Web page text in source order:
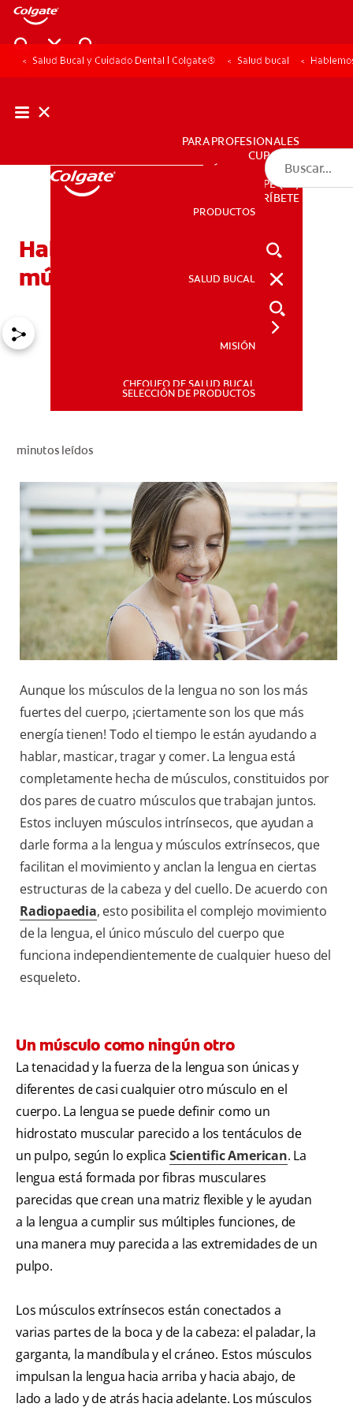
PRODUCTOS
PARA PROFESIONALES
CUPONES
DÓNDE COMPRAR
PE (ES)
PARA PROFESIONALES
CUPONES
DÓNDE COMPRAR
PE (ES)
SUSCRÍBETE
PRODUCTOS
SALUD BUCAL
MISIÓN
CHEQUEO DE SALUD BUCAL
SELECCIÓN DE PRODUCTOS
Salud Bucal y Cuidado Dental | Colgate® Salud bucal
Hablemos sobre los
músculos de la lengua
minutos leídos
Aunque los músculos de la lengua no son los más
fuertes del cuerpo, ¡ciertamente son los que más
energía tienen! Todo el tiempo le están ayudando a
hablar, masticar, tragar y comer. La lengua está
completamente hecha de músculos, constituidos por
dos pares de cuatro músculos que trabajan juntos.
Estos incluyen músculos intrínsecos, que ayudan a
darle forma a la lengua y músculos extrínsecos, que
facilitan el movimiento y anclan la lengua en ciertas
estructuras de la cabeza y del cuello. De acuerdo con
Radiopaedia, esto posibilita el complejo movimiento
de la lengua, el único músculo del cuerpo que
funciona independientemente de cualquier hueso del
esqueleto.
Un músculo como ningún otro
La tenacidad y la fuerza de la lengua son únicas y
diferentes de casi cualquier otro músculo en el
cuerpo. La lengua se puede definir como un
hidrostato muscular parecido a los tentáculos de
un pulpo, según lo explica Scientific American. La
lengua está formada por fibras musculares
parecidas que crean una matriz flexible y le ayudan
a la lengua a cumplir sus múltiples funciones, de
una manera muy parecida a las extremidades de un
pulpo.
Los músculos extrínsecos están conectados a
varias partes de la boca y de la cabeza: el paladar, la
garganta, la mandíbula y el cráneo. Estos músculos
impulsan la lengua hacia arriba y hacia abajo, de
lado a lado y de atrás hacia adelante. Los músculos